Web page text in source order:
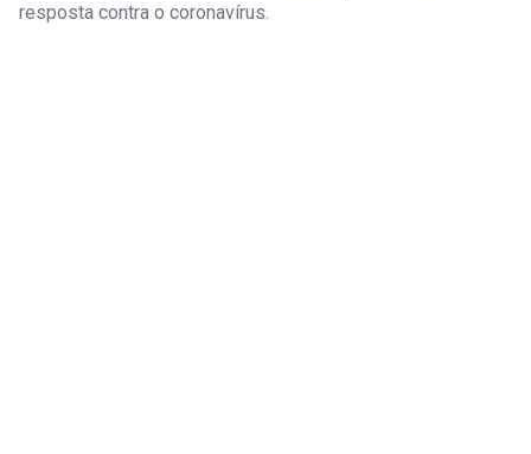
resposta contra o coronavírus.